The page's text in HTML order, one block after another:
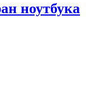
ноутбука